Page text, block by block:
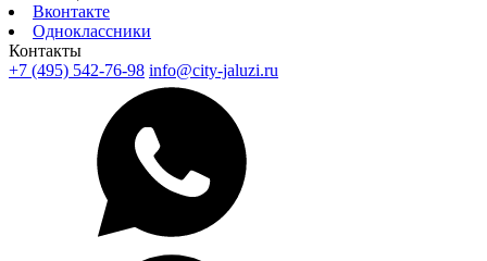
Вконтакте
Одноклассники
Контакты
+7 (495) 542-76-98 info@city-jaluzi.ru